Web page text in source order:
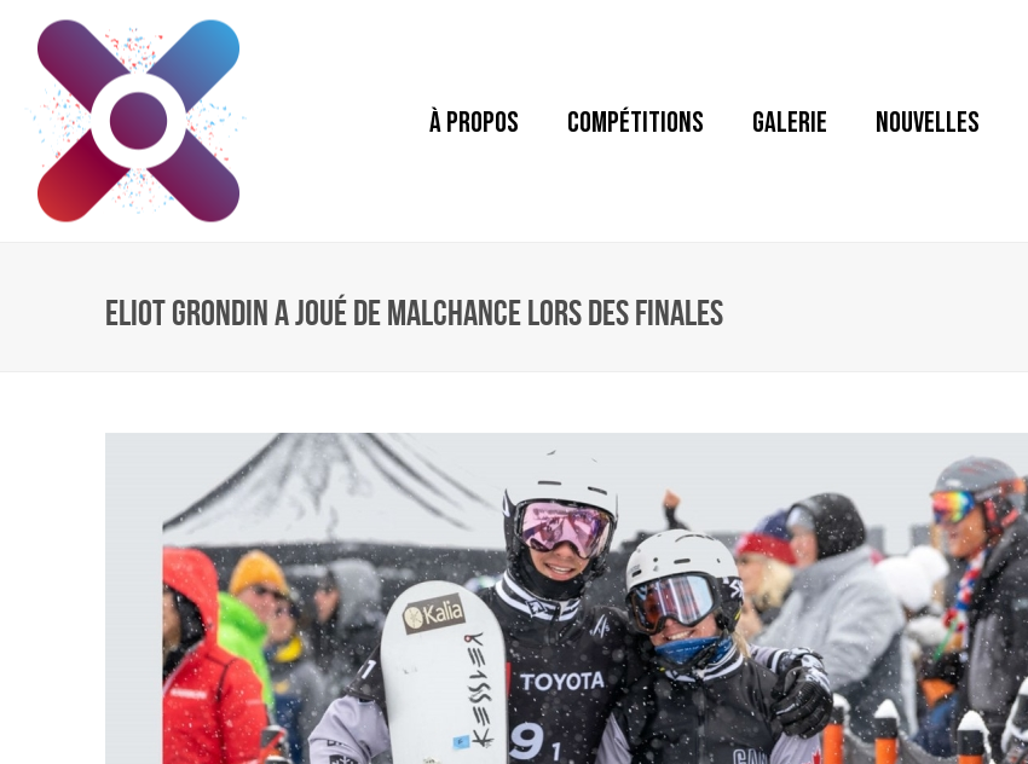
À PROPOS COMPÉTITIONS GALERIE NOUVELLES
ELIOT GRONDIN A JOUÉ DE MALCHANCE LORS DES FINALES